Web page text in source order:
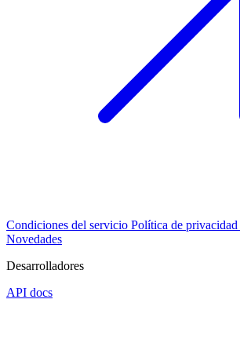
Condiciones del servicio Política de privacidad
Novedades
Desarrolladores
API docs